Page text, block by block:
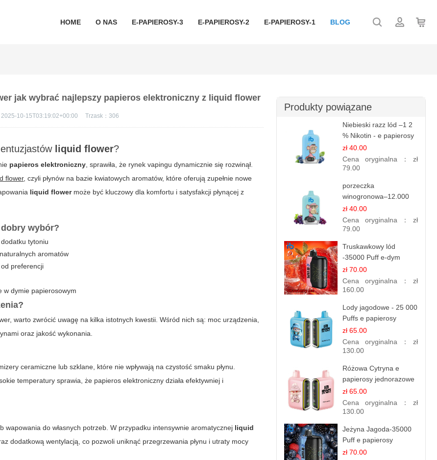
HOME O NAS E-PAPIEROSY-3 E-PAPIEROSY-2 E-PAPIEROSY-1 BLOG
jak wybrać najlepszy papieros elektroniczny z liquid flower
2025-10-15T03:19:02+00:00 Trzask： 306
liquid flower?
papieros elektroniczny , sprawiła, że rynek vapingu dynamicznie się rozwinął.
flower, czyli płynów na bazie kwiatowych aromatów, które oferują zupełnie nowe
liquid flowermoże być kluczowy dla komfortu i satysfakcji płynącej z
wybór?
tytoniu
aromatów
preferencji
w dymie papierosowym
, warto zwrócić uwagę na kilka istotnych kwestii. Wśród nich są: moc urządzenia,
oraz jakość wykonania.
ceramiczne lub szklane, które nie wpływają na czystość smaku płynu.
temperatury sprawia, że papieros elektroniczny działa efektywniej i
do własnych potrzeb. W przypadku intensywnie aromatycznej liquid
dodatkową wentylacją, co pozwoli uniknąć przegrzewania płynu i utraty mocy
Produkty powiązane
Niebieski razz lód –1 2
% Nikotin - e papierosy
jednorazowe
zł 40.00
Cena oryginalna： zł
79.00
porzeczka
winogronowa–12.000
zaciągnięć - e
papierosy
zł 40.00
Cena oryginalna： zł
79.00
Truskawkowy lód
-35000 Puff e-dym
zł 70.00
Cena oryginalna： zł
160.00
Lody jagodowe - 25 000
Puffs e papierosy
jednorazowe
zł 65.00
Cena oryginalna： zł
130.00
Różowa Cytryna e
papierosy jednorazowe
- 25 000 Puffs
zł 65.00
Cena oryginalna： zł
130.00
Jeżyna Jagoda-35000
Puff e papierosy
jednorazowe
zł 70.00